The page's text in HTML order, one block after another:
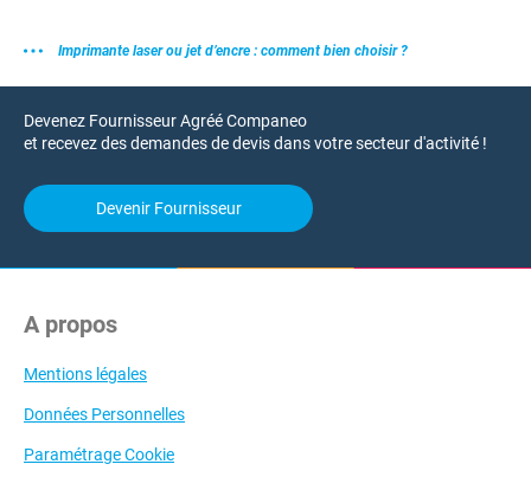
Imprimante laser ou jet d’encre : comment bien choisir ?
Devenez Fournisseur Agréé Companeo
et recevez des demandes de devis dans votre secteur d'activité !
Devenir Fournisseur
A propos
Mentions légales
Données Personnelles
Paramétrage Cookie